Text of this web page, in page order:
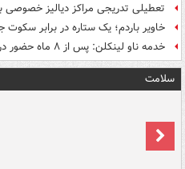
تعطیلی تدریجی مراکز دیالیز خصوصی
خاویر باردم؛ یک ستاره در برابر سکوت
خدمه ناو لینکلن: پس از ۸ ماه حضور در دریا خسته و درمانده‌ شدیم
سلامت